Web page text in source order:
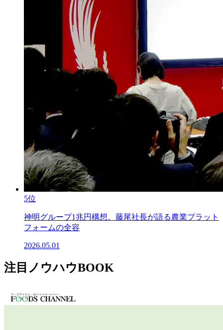
5位
神明グループ1兆円構想。藤尾社長が語る農業プラット
フォームの全容
2026.05.01
注目ノウハウBOOK